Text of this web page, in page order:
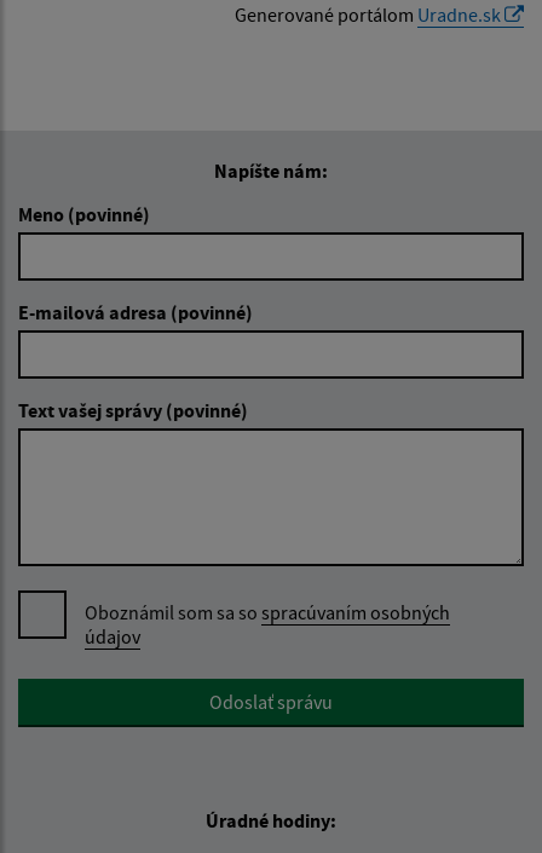
Generované portálom Uradne.sk
Napíšte nám:
Meno (povinné)
E-mailová adresa (povinné)
Text vašej správy (povinné)
Oboznámil som sa so spracúvaním osobných
údajov
Google reCaptcha ResponseOdoslať správu
Úradné hodiny: